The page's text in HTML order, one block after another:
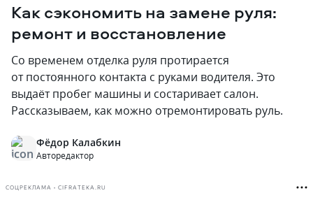
Как сэкономить на замене руля:
ремонт и восстановление
Со временем отделка руля протирается
от постоянного контакта с руками водителя. Это
выдаёт пробег машины и состаривает салон.
Рассказываем‚ как можно отремонтировать руль.
Фёдор Калабкин
Авторедактор
СОЦРЕКЛАМА • CIFRATEKA.RU